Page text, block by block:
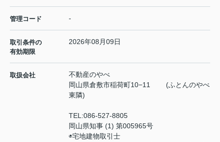
管理コード -
取引条件の
有効期限
2026年08月09日
取扱会社
不動産のやべ
岡山県倉敷市稲荷町10−11 (ふとんのやべ
東隣)
TEL:086-527-8805
岡山県知事 (1) 第005965号
◉宅地建物取引士